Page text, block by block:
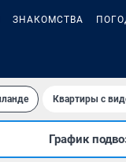
ЗНАКОМСТВА
Квартиры с
График